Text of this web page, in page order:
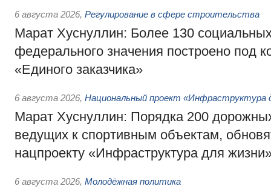
6 августа 2026, Регулирование в сфере строительства
Марат Хуснуллин: Более 130
федерального значения построено под
«Единого заказчика»
6 августа 2026, Национальный проект «Инфраструктура
Марат Хуснуллин: Порядка 200
ведущих к спортивным объектам,
нацпроекту «Инфраструктура для
6 августа 2026, Молодёжная политика